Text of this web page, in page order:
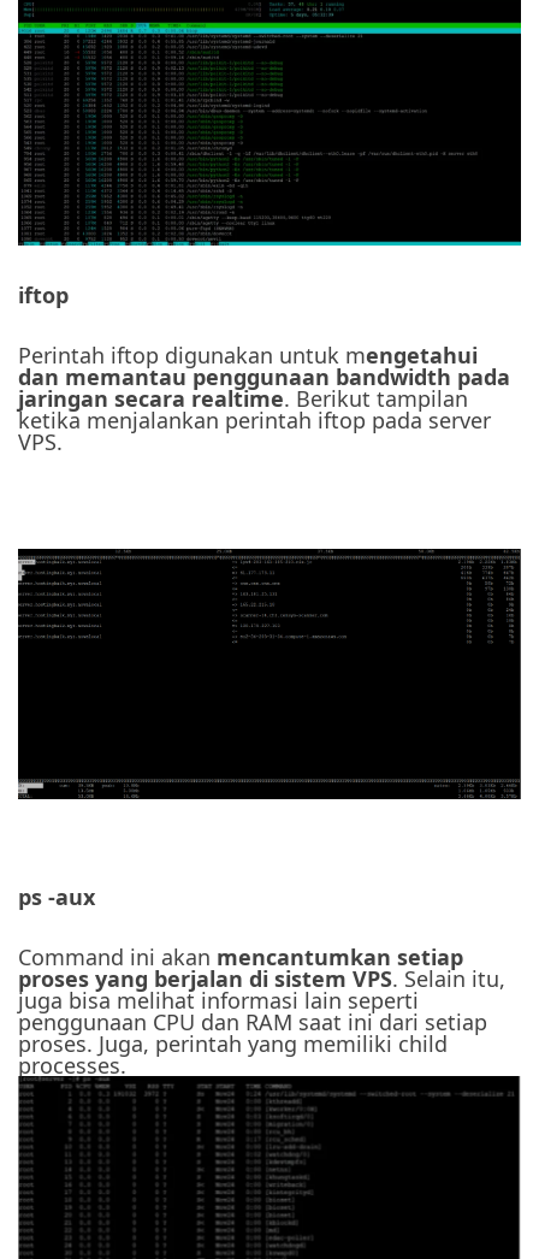
iftop
Perintah iftop digunakan untuk mengetahui
dan memantau penggunaan bandwidth pada
jaringan secara realtime. Berikut tampilan
ketika menjalankan perintah iftop pada server
VPS.
ps -aux
Command ini akan mencantumkan setiap
proses yang berjalan di sistem VPS. Selain itu,
juga bisa melihat informasi lain seperti
penggunaan CPU dan RAM saat ini dari setiap
proses. Juga, perintah yang memiliki child
processes.